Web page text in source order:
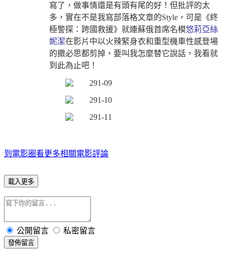
寫了，做事情還是有頭有尾的好！但批評的太
多，實在不是我寫部落格文章的Style，可是《終
極警探：跨國救援》就連蘇俄首席名模悠莉亞絲
妮潔在影片中以火辣緊身衣和重型機車性感登場
的撒必思都剪掉，要叫我怎麼替它說話，我看就
到此為止吧！
到電影圈看更多相關電影評論
載入更多
公開留言 私密留言
發佈留言